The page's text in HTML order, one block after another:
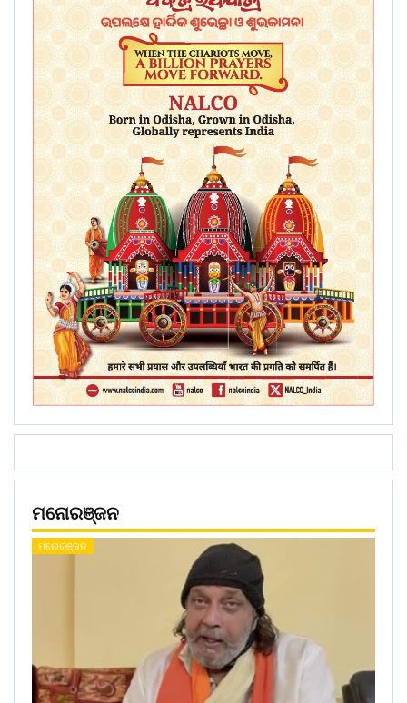
ମନୋରଞ୍ଜନ
ମନୋରଞ୍ଜନ